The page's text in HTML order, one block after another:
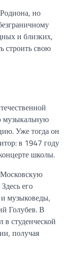
но
и близких,
строить свою
Уже тогда он
в 1947 году
школы.
его
музыковеды,
Голубев. В
студенческой
получая